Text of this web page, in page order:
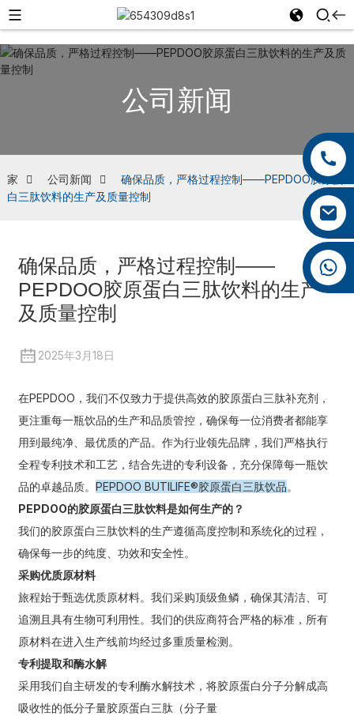
+86 13959222339
+86 0592 5599526
+86 18965423693
公司新闻
家 公司新闻
确保品质，严格过程控制——PEPDOO胶原蛋
白三肽饮料的生产及质量控制
确保品质，严格过程控制——
PEPDOO胶原蛋白三肽饮料的生产
及质量控制
2025年3月18日
在PEPDOO，我们不仅致力于提供高效的胶原蛋白三肽补充剂，
更注重每一瓶饮品的生产和品质管控，确保每一位消费者都能享
用到最纯净、最优质的产品。作为行业领先品牌，我们严格执行
全程专利技术和工艺，结合先进的专利设备，充分保障每一瓶饮
品的卓越品质。 PEPDOO BUTILIFE®胶原蛋白三肽饮品。
PEPDOO的胶原蛋白三肽饮料是如何生产的？
我们的胶原蛋白三肽饮料的生产遵循高度控制和系统化的过程，
确保每一步的纯度、功效和安全性。
采购优质原材料
旅程始于甄选优质原材料。我们采购顶级鱼鳞，确保其清洁、可
追溯且具有生物可利用性。我们的供应商符合严格的标准，所有
原材料在进入生产线前均经过多重质量检测。
专利提取和酶水解
采用我们自主研发的专利酶水解技术，将胶原蛋白分子分解成高
吸收性的低分子量胶原蛋白三肽（分子量